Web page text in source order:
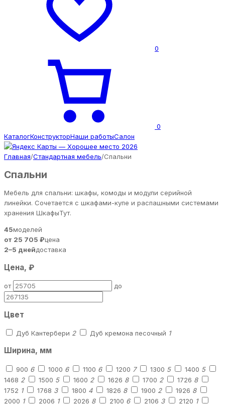
0
0
КаталогКонструкторНаши работыСалон
Главная/Стандартная мебель/Спальни
Спальни
Мебель для спальни: шкафы, комоды и модули серийной
линейки. Сочетается с шкафами-купе и распашными системами
хранения ШкафыТут.
45моделей
от 25 705 ₽цена
2–5 днейдоставка
Цена, ₽
от до
Цвет
Дуб Кантербери 2 Дуб кремона песочный 1
Ширина, мм
900 6 1000 6 1100 6 1200 7 1300 5 1400 5
1468 2 1500 5 1600 2 1626 8 1700 2 1726 8
1752 1 1768 3 1800 4 1826 8 1900 2 1926 8
2000 1 2006 1 2026 8 2100 6 2106 3 2120 1